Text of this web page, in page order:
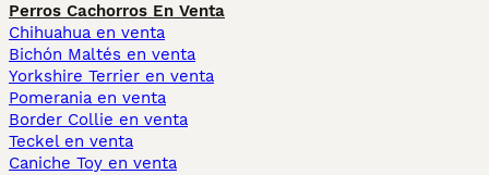
Perros Cachorros En Venta
Chihuahua en venta
Bichón Maltés en venta
Yorkshire Terrier en venta
Pomerania en venta
Border Collie en venta
Teckel en venta
Caniche Toy en venta